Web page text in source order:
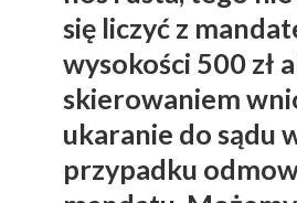
się liczyć z
wysokości 500 zł
skierowaniem
ukaranie do sądu
przypadku